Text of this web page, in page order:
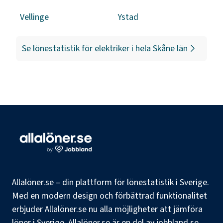
Vellinge Ystad
Se lönestatistik för elektriker i hela Skåne län
Allalöner.se – din plattform för lönestatistik i Sverige.
Med en modern design och förbättrad funktionalitet
erbjuder Allalöner.se nu alla möjligheter att jämföra